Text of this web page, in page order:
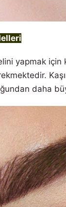
yapmak için
daha